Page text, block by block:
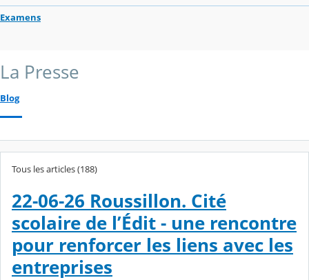
Examens
La Presse
Blog
Tous les articles (188)
22-06-26 Roussillon. Cité
scolaire de l’Édit - une rencontre
pour renforcer les liens avec les
entreprises